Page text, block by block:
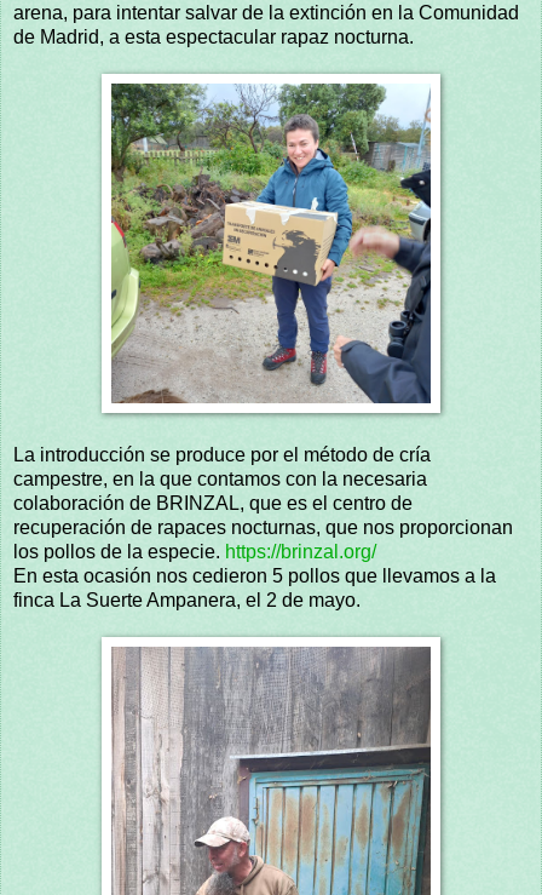
arena, para intentar salvar de la extinción en la Comunidad
de Madrid, a esta espectacular rapaz nocturna.
La introducción se produce por el método de cría
campestre, en la que contamos con la necesaria
colaboración de BRINZAL, que es el centro de
recuperación de rapaces nocturnas, que nos proporcionan
los pollos de la especie. https://brinzal.org/
En esta ocasión nos cedieron 5 pollos que llevamos a la
finca La Suerte Ampanera, el 2 de mayo.